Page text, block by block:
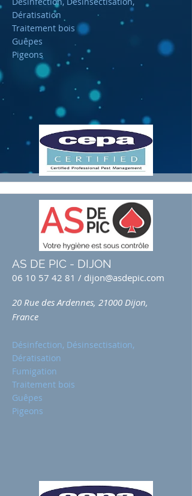
Dératisation
Traitement bois
Guêpes
Pigeons
AS DE PIC - DIJON
06 10 57 42 81 / dijon@asdepic.com
20 Rue des Ardennes, 21000 Dijon,
France
Désinfection, Désinsectisation,
Dératisation
Fumigation
Traitement bois
Guêpes
Pigeons